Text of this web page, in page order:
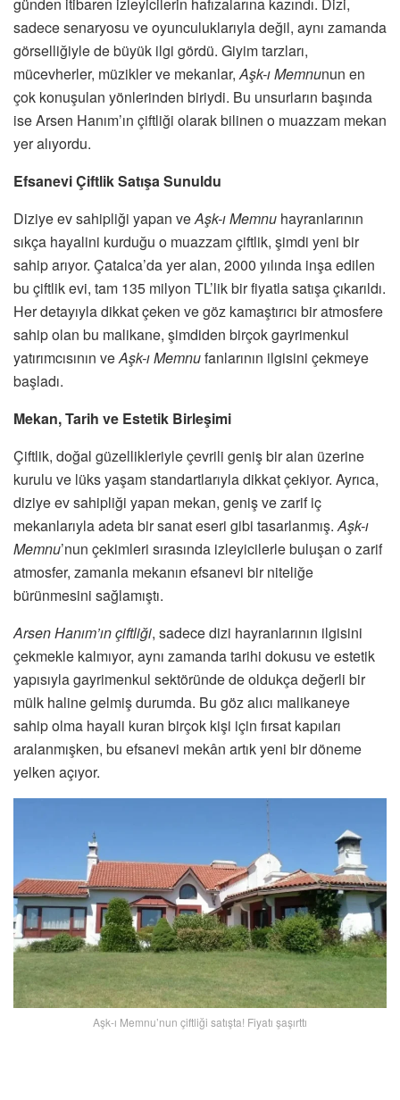
sadece senaryosu ve oyunculuklarıyla değil, aynı zamanda
görselliğiyle de büyük ilgi gördü. Giyim tarzları,
mücevherler, müzikler ve mekanlar,Aşk-ı Memnunun en
çok konuşulan yönlerinden biriydi. Bu unsurların başında
ise Arsen Hanım’ın çiftliği olarak bilinen o muazzam mekan
yer alıyordu.
Efsanevi Çiftlik Satışa Sunuldu
Diziye ev sahipliği yapan veAşk-ı Memnu hayranlarının
sıkça hayalini kurduğu o muazzam çiftlik, şimdi yeni bir
sahip arıyor. Çatalca’da yer alan, 2000 yılında inşa edilen
bu çiftlik evi, tam 135 milyon TL’lik bir fiyatla satışa çıkarıldı.
Her detayıyla dikkat çeken ve göz kamaştırıcı bir atmosfere
sahip olan bu malikane, şimdiden birçok gayrimenkul
yatırımcısının veAşk-ı Memnufanlarının ilgisini çekmeye
başladı.
Mekan, Tarih ve Estetik Birleşimi
Çiftlik, doğal güzellikleriyle çevrili geniş bir alan üzerine
kurulu ve lüks yaşam standartlarıyla dikkat çekiyor. Ayrıca,
diziye ev sahipliği yapan mekan, geniş ve zarif iç
mekanlarıyla adeta bir sanat eseri gibi tasarlanmış.Aşk-ı
Memnu’nun çekimleri sırasında izleyicilerle buluşan o zarif
atmosfer, zamanla mekanın efsanevi bir niteliğe
bürünmesini sağlamıştı.
Arsen Hanım’ın çiftliği, sadece dizi hayranlarının ilgisini
çekmekle kalmıyor, aynı zamanda tarihi dokusu ve estetik
yapısıyla gayrimenkul sektöründe de oldukça değerli bir
mülk haline gelmiş durumda. Bu göz alıcı malikaneye
sahip olma hayali kuran birçok kişi için fırsat kapıları
aralanmışken, bu efsanevi mekân artık yeni bir döneme
yelken açıyor.
Aşk-ı Memnu’nun çiftliği satışta! Fiyatı şaşırttı